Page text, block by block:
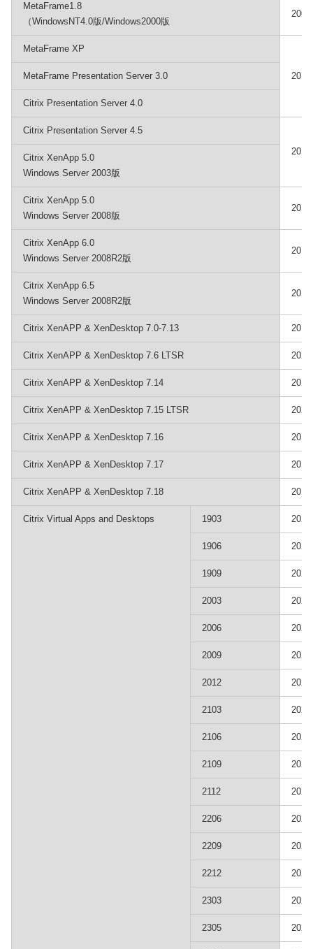
MetaFrame1.8
（WindowsNT4.0版/Windows2000版
MetaFrame XP
MetaFrame Presentation Server 3.0
Citrix Presentation Server 4.0
Citrix Presentation Server 4.5
Citrix XenApp 5.0
Windows Server 2003版
Citrix XenApp 5.0
Windows Server 2008版
Citrix XenApp 6.0
Windows Server 2008R2版
Citrix XenApp 6.5
Windows Server 2008R2版
Citrix XenAPP & XenDesktop 7.0-7.13
Citrix XenAPP & XenDesktop 7.6 LTSR
Citrix XenAPP & XenDesktop 7.14
Citrix XenAPP & XenDesktop 7.15 LTSR
Citrix XenAPP & XenDesktop 7.16
Citrix XenAPP & XenDesktop 7.17
Citrix XenAPP & XenDesktop 7.18
Citrix Virtual Apps and Desktops 1903
1906
1909
2003
2006
2009
2012
2103
2106
2109
2112
2206
2209
2212
2303
2305